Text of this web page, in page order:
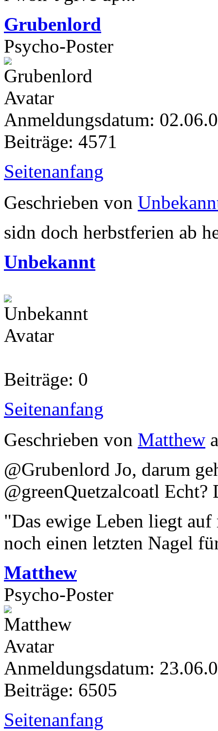
Grubenlord
Psycho-Poster
Anmeldungsdatum:
Beiträge: 4571
Seitenanfang
Geschrieben von
sidn doch herbstferien ab
Unbekannt
Beiträge: 0
Seitenanfang
Geschrieben von Matthew
@Grubenlord Jo, darum
@greenQuetzalcoatl Echt?
"Das ewige Leben liegt
noch einen letzten Nagel
Matthew
Psycho-Poster
Anmeldungsdatum:
Beiträge: 6505
Seitenanfang